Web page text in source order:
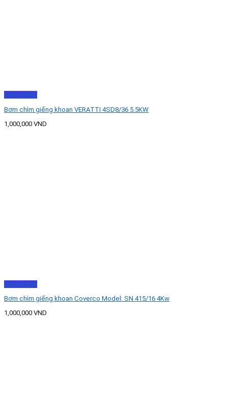
Xem nhanh
Bơm chìm giếng khoan VERATTI 4SD8/36 5.5KW
1,000,000 VND
Xem nhanh
Bơm chìm giếng khoan Coverco Model: SN 415/16 4Kw
1,000,000 VND